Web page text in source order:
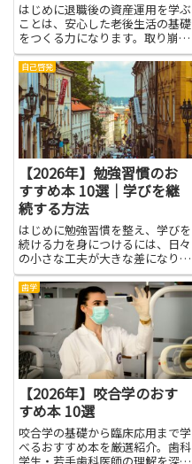
はじめに退職後の資産運用を学ぶ
ことは、安心した老後生活の基礎
をつくる力になります。取り崩し
の方法や順序を理解しておくと、
年金や貯蓄をどのように使えば生
活水準を維持できるか、医療費や
予期せぬ出費に備えられるかが見
えてきます。リスクとリターン
の...
自己啓発
【2026年】勉強習慣のお
すすめ本 10選｜学びを継
続する方法
はじめに勉強習慣を整え、学びを
続ける力を身につけるには、日々
の小さな工夫が大きな差になりま
す。本書は、無理なく始められる
方法から、続けやすい仕組みの作
り方まで、実践的なヒントをわか
りやすくまとめています。忙しい
日でも、毎日数分の見直しや短
い...
歯学
【2026年】咬合学のおす
すめ本 10選
咬合学の基礎から臨床応用まで学
べるおすすめ本を厳選紹介。歯科
学生・若手歯科医師の理解を深め